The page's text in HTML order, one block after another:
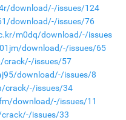
download/-/issues/124
download/-/issues/76
m0dq/download/-/issues
download/-/issues/65
crack/-/issues/57
download/-/issues/8
crack/-/issues/34
download/-/issues/11
issues/33